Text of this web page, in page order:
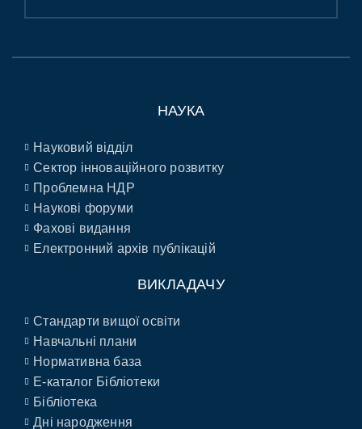
НАУКА
Науковий відділ
Сектор інноваційного розвитку
Проблемна НДР
Наукові форуми
Фахові видання
Електронний архів публікацій
ВИКЛАДАЧУ
Стандарти вищої освіти
Навчальні плани
Нормативна база
E-каталог Бібліотеки
Бібліотека
Дні народження